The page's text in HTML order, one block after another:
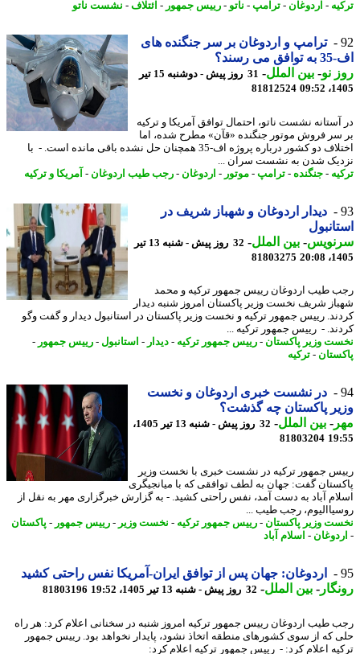
-اردوغان-ترامپ -ناتو-رییس جمهور-ائتلاف-نشست ناتو
ترامپ و اردوغان بر سر جنگنده های
نو- بین الملل-
31 روز پیش - دوشنبه 15 تیر
81812524
نشست ناتو، احتمال توافق آمریکا و ترکیه
فروش موتور جنگنده «قآن» مطرح شده، اما
اختلاف دو کشور درباره پروژه اف-35 همچنان حل نشده باقی مانده است. - با
شدن به نشست سران ...
-جنگنده-ترامپ -موتور-اردوغان-رجب طیب اردوغان-آمریکا و ترکیه
دیدار اردوغان و شهباز شریف در
-بین الملل-
32 روز پیش - شنبه 13 تیر
81803275
طیب اردوغان رییس جمهور ترکیه و محمد
شریف نخست وزیر پاکستان امروز شنبه دیدار
رییس جمهور ترکیه و نخست وزیر پاکستان در استانبول دیدار و گفت وگو
- رییس جمهور ترکیه ...
وزیر پاکستان-رییس جمهور ترکیه-دیدار-استانبول-رییس جمهور-
-ترکیه
در نشست خبری اردوغان و نخست
پاکستان چه گذشت؟
-بین الملل-
32 روز پیش - شنبه 13 تیر 1405،
81803204
جمهور ترکیه در نشست خبری با نخست وزیر
گفت: جهان به لطف توافقی که با میانجیگری
آباد به دست آمد، نفس راحتی کشید. - به گزارش خبرگزاری مهر به نقل از
رجب طیب ...
وزیر پاکستان-رییس جمهور ترکیه-نخست وزیر - رییس جمهور-پاکستان
-اسلام آباد
اردوغان: جهان پس از توافق ایران-آمریکا نفس راحتی کشید
-بین الملل-32 روز پیش - شنبه 13 تیر 1405، 19:52 81803196
طیب اردوغان رییس جمهور ترکیه امروز شنبه در سخنانی اعلام کرد: هر راه
که از سوی کشورهای منطقه اتخاذ نشود، پایدار نخواهد بود. رییس جمهور
اعلام کرد: - رییس جمهور ترکیه اعلام کرد: